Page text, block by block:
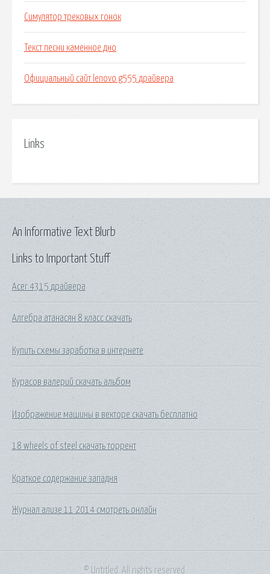
Симулятор трековых гонок
Текст песни каменное дно
Официальный сайт lenovo g555 драйвера
Links
Links to Important Stuff
Acer 4315 драйвера
Алгебра атанасян 8 класс скачать
Купить схемы заработка в интернете
Курасов валерий скачать альбом
Изображение машины в векторе скачать бесплатно
18 wheels of steel скачать торрент
Краткое содержание западня
Журнал ализе 11 2014 смотреть онлайн
An Informative Text Blurb
© Untitled. All rights reserved.